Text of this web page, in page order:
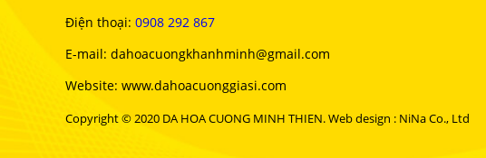
Điện thoại: 0908 292 867
E-mail: dahoacuongkhanhminh@gmail.com
Website: www.dahoacuonggiasi.com
Copyright © 2020 DA HOA CUONG MINH THIEN. Web design : NiNa Co., Ltd